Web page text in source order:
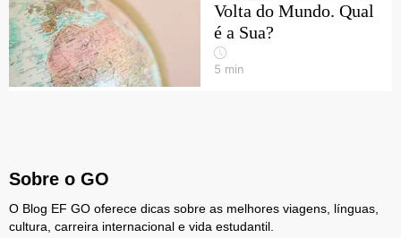
Volta do Mundo. Qual
é a Sua?
5 min
Sobre o GO
O Blog EF GO oferece dicas sobre as melhores viagens, línguas,
cultura, carreira internacional e vida estudantil.